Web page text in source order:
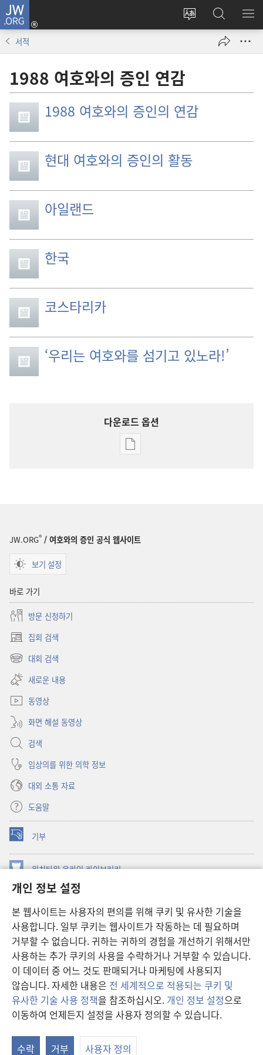
개인 정보 설정
본 웹사이트는 사용자의 편의를 위해 쿠키 및 유사한 기술을
사용합니다. 일부 쿠키는 웹사이트가 작동하는 데 필요하며
거부할 수 없습니다. 귀하는 귀하의 경험을 개선하기 위해서만
사용하는 추가 쿠키의 사용을 수락하거나 거부할 수 있습니다.
이 데이터 중 어느 것도 판매되거나 마케팅에 사용되지
않습니다. 자세한 내용은 전 세계적으로 적용되는 쿠키 및
유사한 기술 사용 정책을 참조하십시오. 개인 정보 설정으로
이동하여 언제든지 설정을 사용자 정의할 수 있습니다.
수락 거부 사용자 정의
JW.ORG
사이트
변경
로그인
(새로운
열기)
JW.ORG
검색
메
서적
1988 여호와의 증인 연감
1988 여호와의 증인의 연감
현대 여호와의 증인의 활동
아일랜드
한국
코스타리카
‘우리는 여호와를 섬기고 있노라!’
다운로드 옵션
출판물
연감
JW.ORG® / 여호와의 증인 공식 웹사이트
보기 설정
바로 가기
방문 신청하기
집회 검색
(새로운
창
대회 검색
(새로운
창
열기)
새로운 내용
동영상
화면 해설 동영상
검색
임상의를 위한 의학 정보
대외 소통 자료
도움말
기부
(새로운
창
열기) 워치타워 온라인 라이브러리
창
JW Hub ®
창
열기) JW 라이브러리
워치타워 라이브러리
Copyright© 2026 Watch Tower Bible and Tract Society of Pennsylvania.
이용 약관| 개인 정보 보호 정책| 개인 정보 보호 설정